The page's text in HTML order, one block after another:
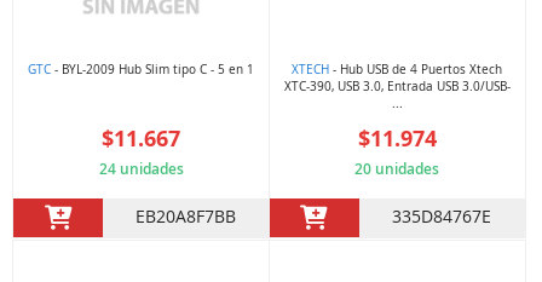
GTC - BYL-2009 Hub Slim tipo C - 5 en 1
$11.667
24 unidades
EB20A8F7BB
XTECH - Hub USB de 4 Puertos Xtech
XTC-390, USB 3.0, Entrada USB 3.0/USB-
$11.974
20 unidades
335D84767E